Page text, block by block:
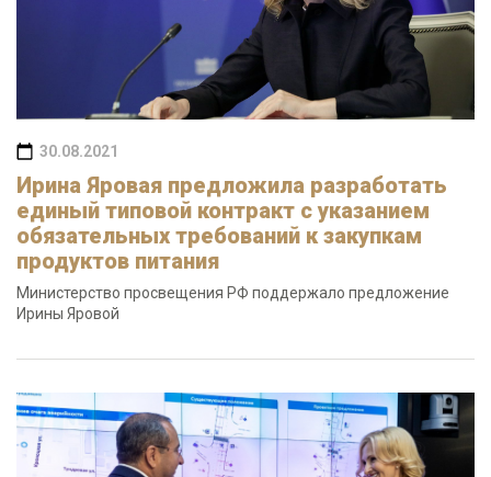
30.08.2021
Ирина Яровая предложила разработать
единый типовой контракт с указанием
обязательных требований к закупкам
продуктов питания
Министерство просвещения РФ поддержало предложение
Ирины Яровой